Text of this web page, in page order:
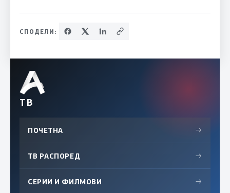
СПОДЕЛИ:
ТВ
ПОЧЕТНА →
ТВ РАСПОРЕД →
СЕРИИ И ФИЛМОВИ →